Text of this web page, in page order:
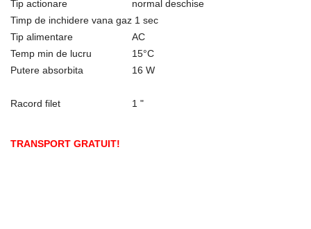
Tip actionare
normal deschise
Timp de inchidere vana gaz 1 sec
Tip alimentare
AC
Temp min de lucru
15°C
Putere absorbita
16 W
Racord filet 1 "
TRANSPORT GRATUIT!